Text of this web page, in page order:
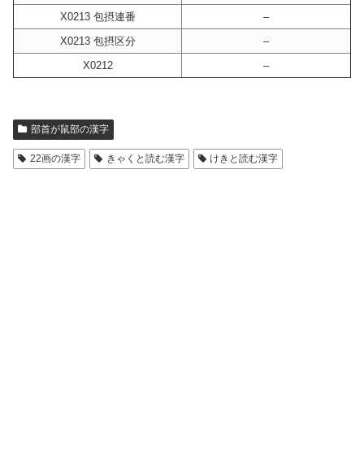
X0213 包摂連番
–
X0213 包摂区分
–
X0212
–
部首が鼠部の漢字
22画の漢字 きゃくと読む漢字 けきと読む漢字